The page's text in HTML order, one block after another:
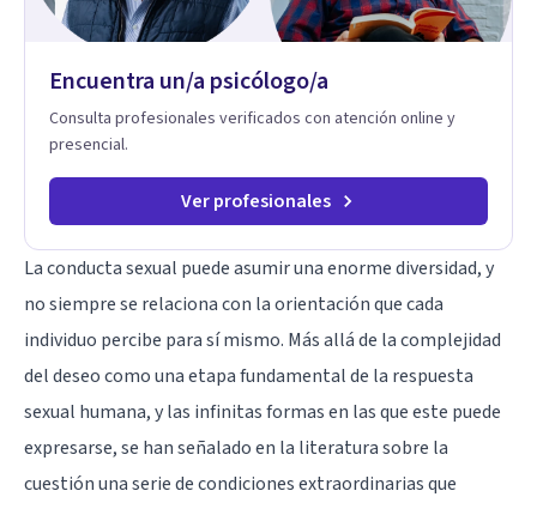
Encuentra un/a psicólogo/a
Consulta profesionales verificados con atención online y
presencial.
Ver profesionales
La conducta sexual puede asumir una enorme diversidad, y
no siempre se relaciona con la orientación que cada
individuo percibe para sí mismo. Más allá de la complejidad
del deseo como una etapa fundamental de la respuesta
sexual humana, y las infinitas formas en las que este puede
expresarse, se han señalado en la literatura sobre la
cuestión una serie de condiciones extraordinarias que